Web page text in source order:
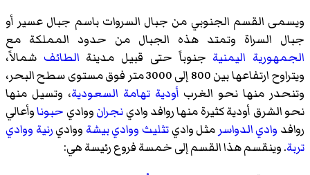
ويسمى القسم الجنوبي من جبال السروات باسم جبال عسير أو
جبال السراة وتمتد هذه الجبال من حدود المملكة مع
الجمهورية اليمنية جنوباً حتى قبيل مدينة الطائف شمالاً،
ويتراوح ارتفاعها بين 800 إلى 3000 متر فوق مستوى سطح البحر،
وتنحدر منها نحو الغرب أودية تهامة السعودية، وتسيل منها
نحو الشرق أودية كثيرة منها روافد وادينجرانووادي حبوناوأعالي
روافد وادي الدواسر مثل واديتثليث ووادي بيشة وواديرنية ووادي
تربة. وينقسم هذا القسم إلى خمسة فروع رئيسة هي: